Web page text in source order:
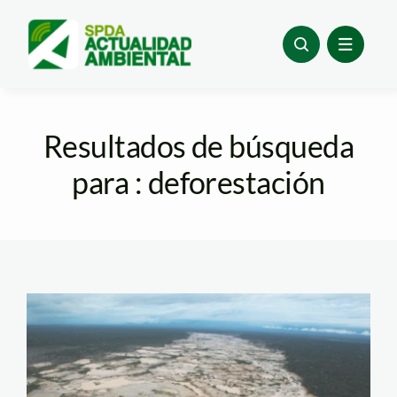
content
Resultados de búsqueda
para : deforestación
mineria madre de dios